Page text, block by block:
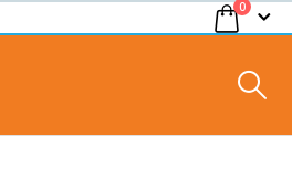
0